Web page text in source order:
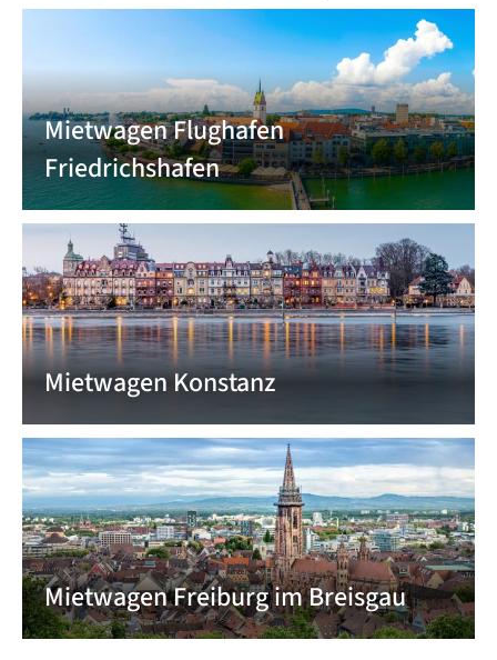
Mietwagen Flughafen
Friedrichshafen
Mietwagen Konstanz
Mietwagen Freiburg im Breisgau